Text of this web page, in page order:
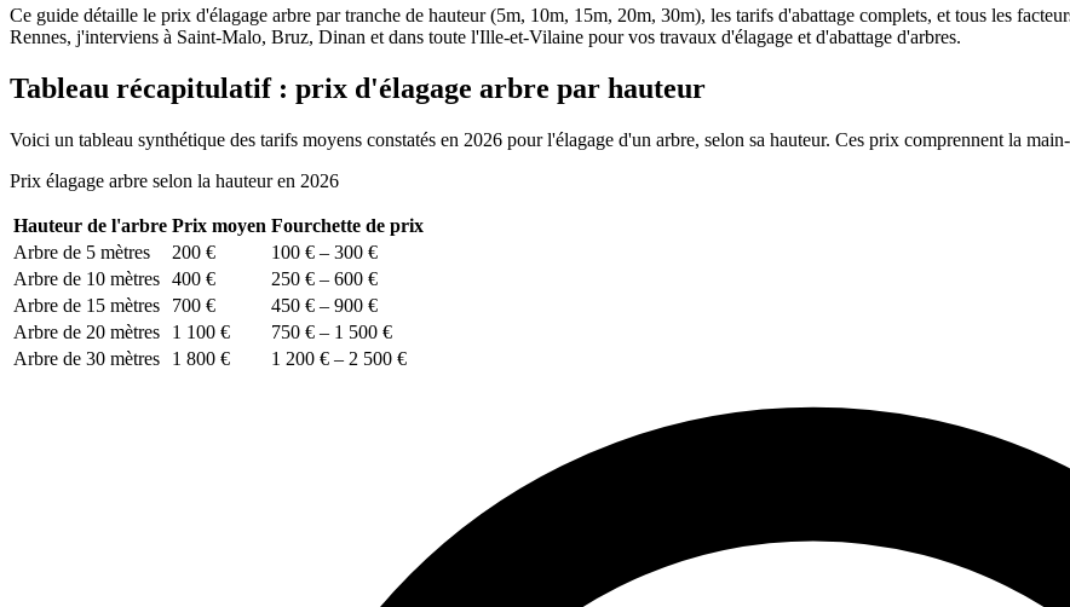
Ce guide détaille le prix d'élagage arbre par tranche de hauteur (5m, 10m, 15m, 20m, 30m), les tarifs d'abattage complets, et tous les
Rennes, j'interviens à Saint-Malo, Bruz, Dinan et dans toute l'Ille-et-Vilaine pour vos travaux d'élagage et d'abattage d'arbres.
Tableau récapitulatif : prix d'élagage arbre par hauteur
Voici un tableau synthétique des tarifs moyens constatés en 2026 pour l'élagage d'un arbre, selon sa hauteur. Ces prix comprennent la
Prix élagage arbre selon la hauteur en 2026
Hauteur de l'arbre Prix moyen Fourchette de prix
Arbre de 5 mètres
200 €
100 € – 300 €
Arbre de 10 mètres 400 €
250 € – 600 €
Arbre de 15 mètres
700 €
450 € – 900 €
Arbre de 20 mètres
1 100 €
750 € – 1 500 €
Arbre de 30 mètres
1 800 € 1 200 € – 2 500 €